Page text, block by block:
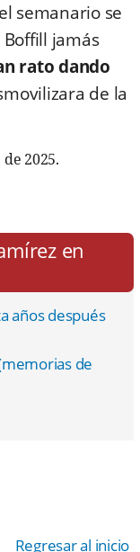
semanario se
jamás
rato dando
de la
2025.
en
años después
de
Regresar al inicio